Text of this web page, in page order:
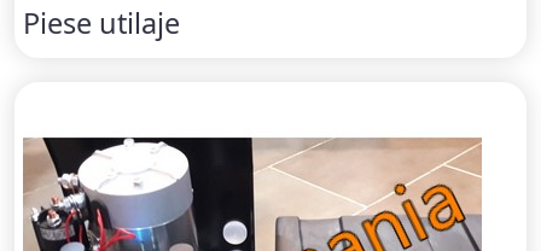
Piese utilaje